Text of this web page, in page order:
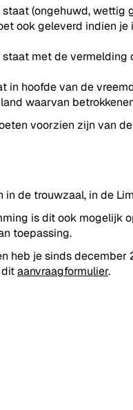
(ongehuwd,
ook geleverd indien
met de
in hoofde van de
waarvan
voorzien zijn van
de trouwzaal, in de
is dit ook mogelijk
toepassing.
heb je sinds
aanvraagformulier.